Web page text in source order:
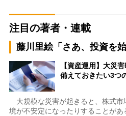
注目の著者・連載
藤川里絵「さあ、投資を始
【資産運用】大災
備えておきたい3つ
大規模な災害が起きると、株式市
境が不安定になったりすることが